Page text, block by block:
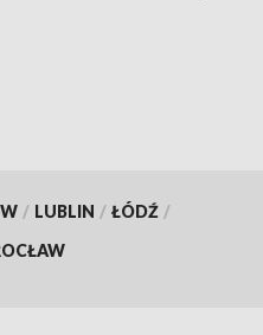
/ LUBLIN / ŁÓDŹ /